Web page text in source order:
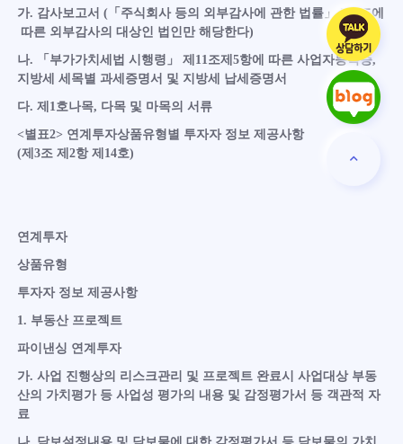
가. 감사보고서 (「주식회사 등의 외부감사에 관한 법률」 제4조에
따른 외부감사의 대상인 법인만 해당한다)
나. 「부가가치세법 시행령」 제11조제5항에 따른 사업자등록증,
지방세 세목별 과세증명서 및 지방세 납세증명서
다. 제1호나목, 다목 및 마목의 서류
<별표2> 연계투자상품유형별 투자자 정보 제공사항
(제3조 제2항 제14호)
연계투자
상품유형
투자자 정보 제공사항
1. 부동산 프로젝트
파이낸싱 연계투자
가. 사업 진행상의 리스크관리 및 프로젝트 완료시 사업대상 부동
산의 가치평가 등 사업성 평가의 내용 및 감정평가서 등 객관적 자
료